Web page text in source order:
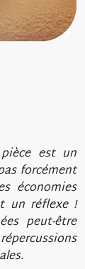
est un
forcément
économies
un réflexe !
peut-être